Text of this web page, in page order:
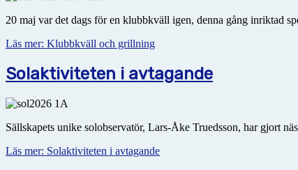
20 maj var det dags för en klubbkväll igen, denna gång inriktad
Läs mer: Klubbkväll och grillning
Solaktiviteten i avtagande
Sällskapets unike solobservatör, Lars-Åke Truedsson, har gjort
Läs mer: Solaktiviteten i avtagande